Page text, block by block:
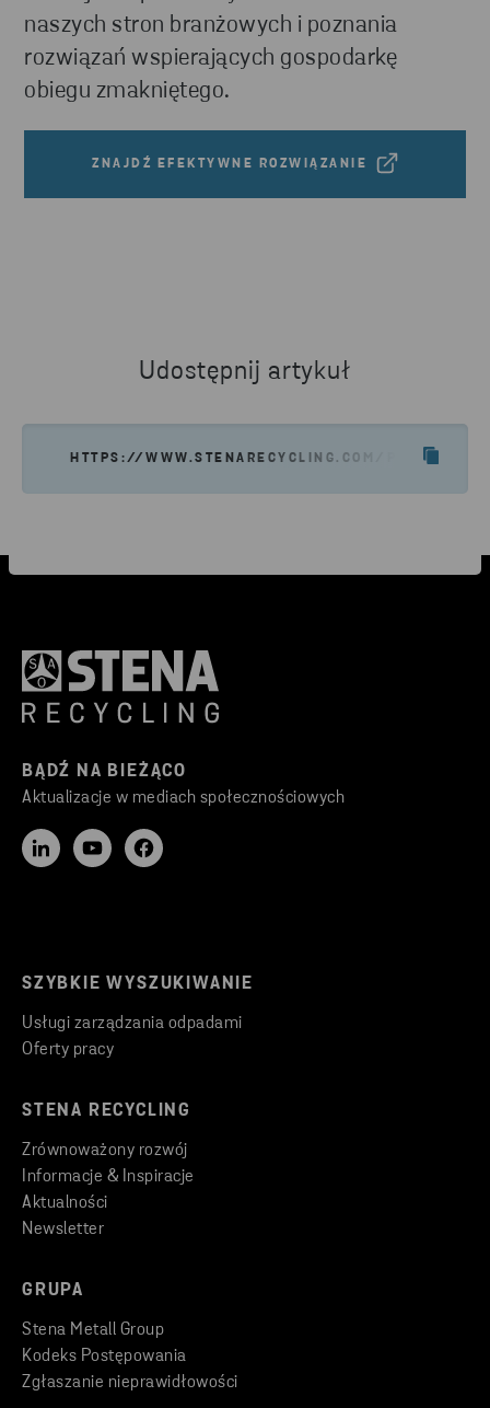
naszych stron branżowych i poznania
rozwiązań wspierających gospodarkę
obiegu zmakniętego.
ZNAJDŹ EFEKTYWNE ROZWIĄZANIE
Udostępnij artykuł
HTTPS://WWW.STENARECYCLING.COM/PL/NASZE-
BĄDŹ NA BIEŻĄCO
Aktualizacje w mediach społecznościowych
SZYBKIE WYSZUKIWANIE
Usługi zarządzania odpadami
Oferty pracy
STENA RECYCLING
Zrównoważony rozwój
Informacje & Inspiracje
Aktualności
Newsletter
GRUPA
Stena Metall Group
Kodeks Postępowania
Zgłaszanie nieprawidłowości